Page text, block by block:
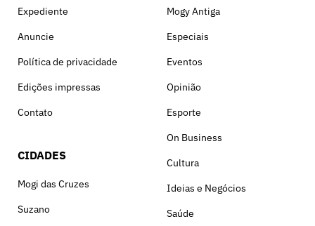
Expediente
Anuncie
Política de privacidade
Edições impressas
Contato
CIDADES
Mogi das Cruzes
Suzano
Mogy Antiga
Especiais
Eventos
Opinião
Esporte
On Business
Cultura
Ideias e Negócios
Saúde